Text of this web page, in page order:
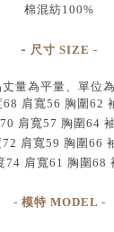
棉混紡100%
- 尺寸 SIZE -
丈量為平量、單位
肩寬56 胸圍62
肩寬57 胸圍64
肩寬59 胸圍66
74 肩寬61 胸圍68
- 模特 MODEL -